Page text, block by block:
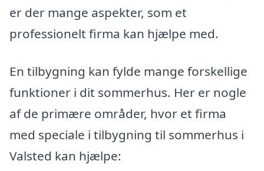
er der mange aspekter, som et
professionelt firma kan hjælpe med.
En tilbygning kan fylde mange forskellige
funktioner i dit sommerhus. Her er nogle
af de primære områder, hvor et firma
med speciale i tilbygning til sommerhus i
Valsted kan hjælpe: